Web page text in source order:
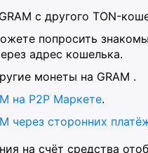
с другого TON-
попросить
адрес кошелька.
монеты на GRAM .
на Р2Р Маркете.
через сторонних
на счёт средства